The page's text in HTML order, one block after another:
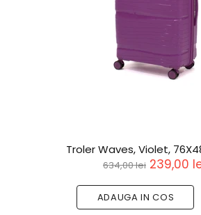
Troler Waves, Violet,
634,00 lei 239,00
ADAUGA IN COS